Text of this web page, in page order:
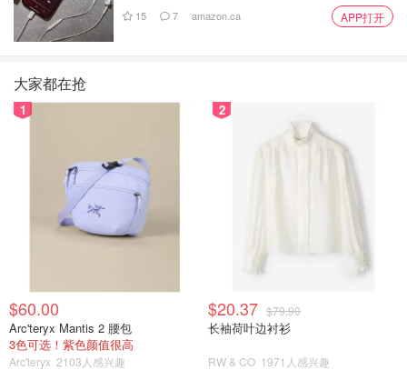
15 7 amazon.ca APP打开
大家都在抢
1
$60.00
Arc'teryx Mantis 2 腰包
3色可选！紫色颜值很高
Arc'teryx 2103人感兴趣
2
$20.37 $79.90
长袖荷叶边衬衫
RW & CO 1971人感兴趣